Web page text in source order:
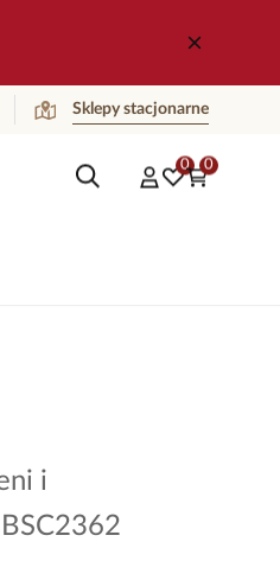
Sklepy stacjonarne
0 0
i